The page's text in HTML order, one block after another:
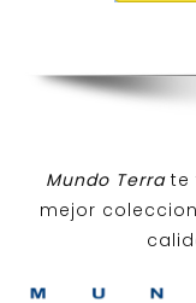
Mundo Terra te
mejor